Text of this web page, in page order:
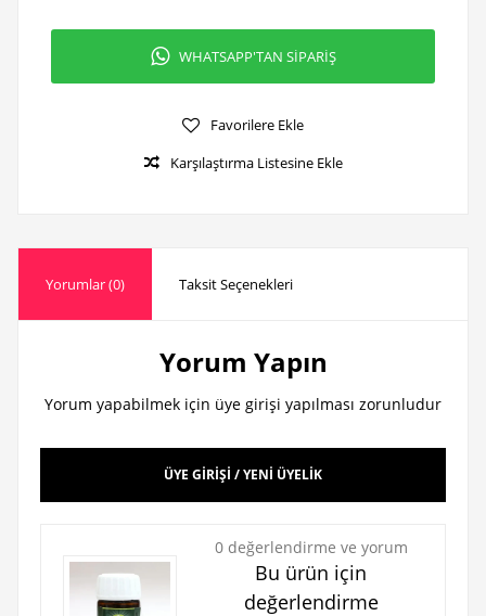
WHATSAPP'TAN SİPARİŞ
Favorilere Ekle
Karşılaştırma Listesine Ekle
Yorumlar (0) Taksit Seçenekleri
Yorum Yapın
Yorum yapabilmek için üye girişi yapılması zorunludur
ÜYE GİRİŞİ / YENİ ÜYELİK
0 değerlendirme ve yorum
Bu ürün için
değerlendirme